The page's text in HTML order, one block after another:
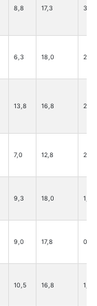
8,8 17,3 3,0
6,3 18,0 2,8
13,8 16,8 2,8
7,0 12,8 2,5
9,3 18,0 1,0
9,0 17,8 0,3
10,5 16,8 1,3